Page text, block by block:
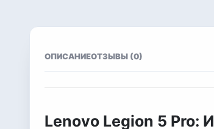
ОПИСАНИЕОТЗЫВЫ (0)
Lenovo Legion 5 Pro: